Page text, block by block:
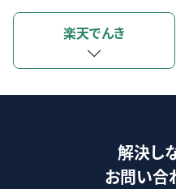
楽天でんき
解決し
お問い合